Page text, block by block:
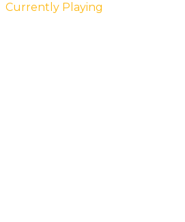
Currently Playing